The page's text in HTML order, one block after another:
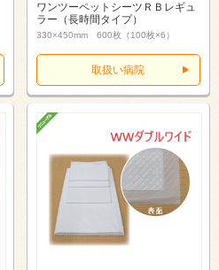
ワンツーペットシーツＲＢレギュ
ラー（長時間タイプ）
330×450mm 600枚（100枚×6）
取扱い病院